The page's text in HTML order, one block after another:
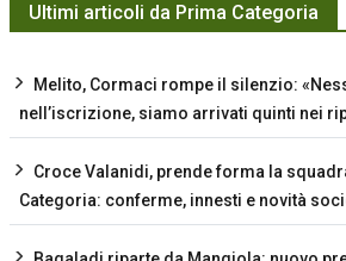
Ultimi articoli da Prima Categoria
Melito, Cormaci rompe il silenzio:
nell’iscrizione, siamo arrivati quinti nei
Croce Valanidi, prende forma la
Categoria: conferme, innesti e novità